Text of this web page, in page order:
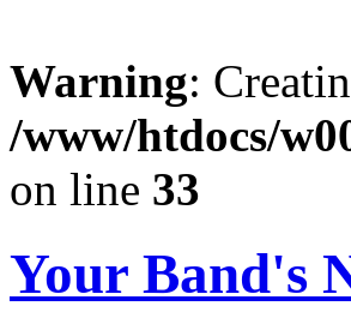
Warning:
/www/htdocs/
on line 33
Your Band's